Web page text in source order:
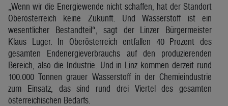
„Wenn wir die Energiewende nicht schaffen, hat der Standort
Oberösterreich keine Zukunft. Und Wasserstoff ist ein
wesentlicher Bestandteil“, sagt der Linzer Bürgermeister
Klaus Luger. In Oberösterreich entfallen 40 Prozent des
gesamten Endenergieverbrauchs auf den produzierenden
Bereich, also die Industrie. Und in Linz kommen derzeit rund
100.000 Tonnen grauer Wasserstoff in der Chemieindustrie
zum Einsatz, das sind rund drei Viertel des gesamten
österreichischen Bedarfs.